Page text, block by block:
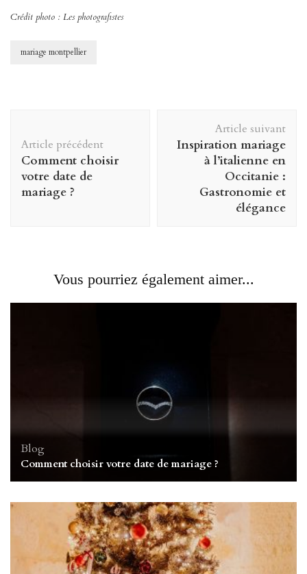
Crédit photo : Les photografistes
mariage montpellier
d'article
Article précédent
Comment choisir
votre date de
mariage ?
Article suivant
Inspiration mariage
à l’italienne en
Occitanie :
Gastronomie et
élégance
Vous pourriez également aimer...
Blog
Comment choisir votre date de mariage ?